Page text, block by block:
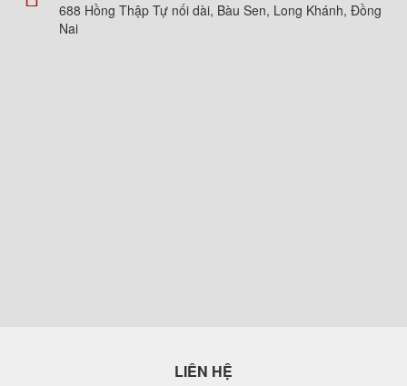
688 Hồng Thập Tự nối dài, Bàu Sen, Long Khánh, Đồng
Nai
LIÊN HỆ